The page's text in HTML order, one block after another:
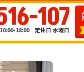
107
18:00 定休日 水曜日